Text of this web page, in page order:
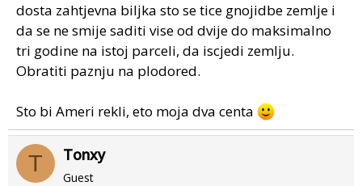
dosta zahtjevna biljka sto se tice gnojidbe zemlje i
da se ne smije saditi vise od dvije do maksimalno
tri godine na istoj parceli, da iscjedi zemlju.
Obratiti paznju na plodored.
Sto bi Ameri rekli, eto moja dva centa
T Tonxy
Guest